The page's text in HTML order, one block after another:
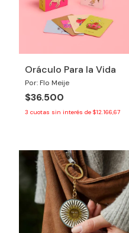
Oráculo Para la Vida
Por: Flo Meije
$36.500
3 cuotas sin interés de $12.166,67